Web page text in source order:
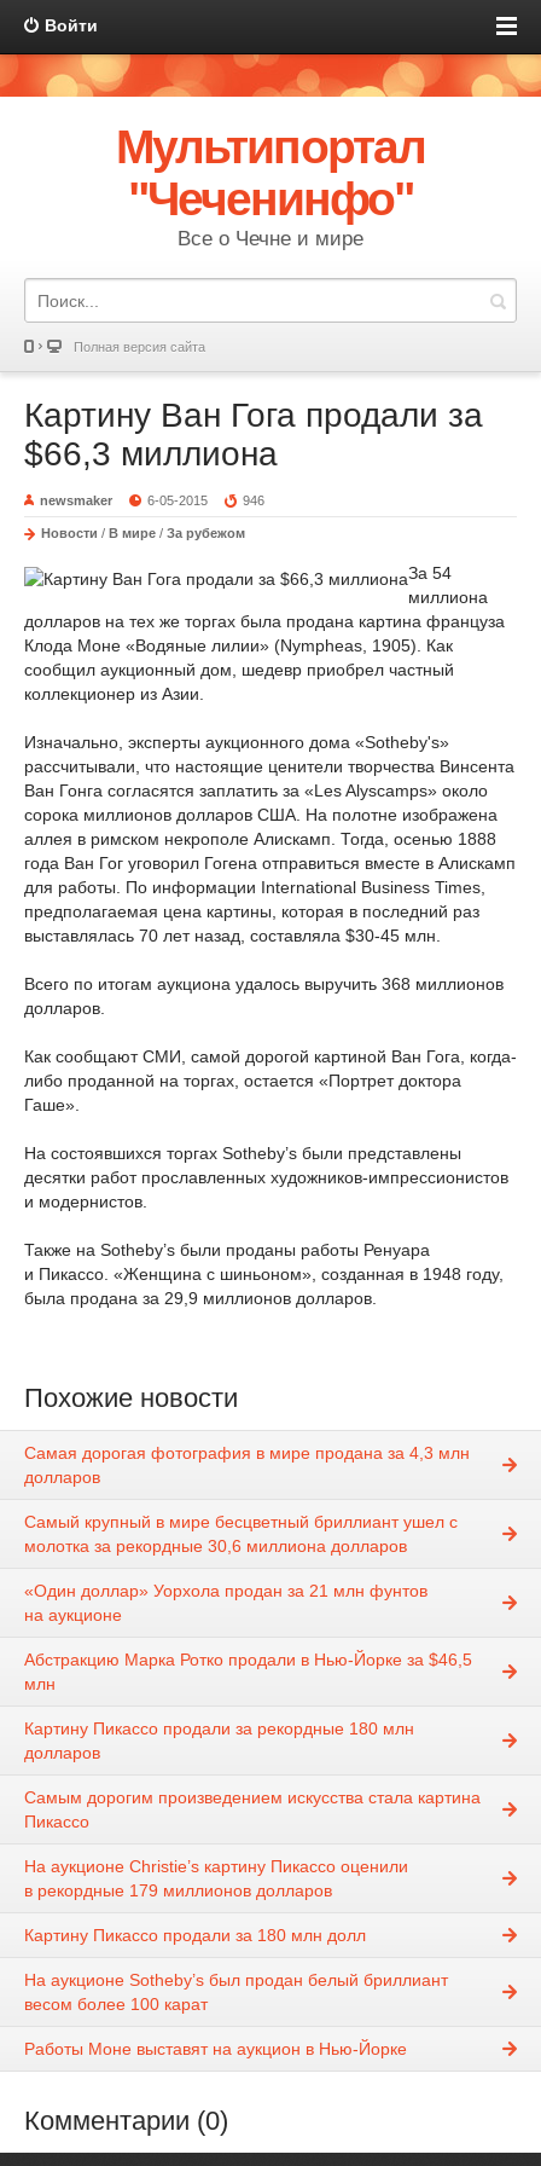
Войти
Мультипортал
"Чеченинфо"
Все о Чечне и мире
Полная версия сайта
Картину Ван Гога продали за
$66,3 миллиона
newsmaker 6-05-2015 946
Новости / В мире / За рубежом
За 54
миллиона
долларов на тех же торгах была продана картина француза
Клода Моне «Водяные лилии» (Nympheas, 1905). Как
сообщил аукционный дом, шедевр приобрел частный
коллекционер из Азии.
Изначально, эксперты аукционного дома «Sotheby's»
рассчитывали, что настоящие ценители творчества Винсента
Ван Гонга согласятся заплатить за «Les Alyscamps» около
сорока миллионов долларов США. На полотне изображена
аллея в римском некрополе Алискамп. Тогда, осенью 1888
года Ван Гог уговорил Гогена отправиться вместе в Алискамп
для работы. По информации International Business Times,
предполагаемая цена картины, которая в последний раз
выставлялась 70 лет назад, составляла $30-45 млн.
Всего по итогам аукциона удалось выручить 368 миллионов
долларов.
Как сообщают СМИ, самой дорогой картиной Ван Гога, когда-
либо проданной на торгах, остается «Портрет доктора
Гаше».
На состоявшихся торгах Sotheby’s были представлены
десятки работ прославленных художников-импрессионистов
и модернистов.
Также на Sotheby’s были проданы работы Ренуара
и Пикассо. «Женщина с шиньоном», созданная в 1948 году,
была продана за 29,9 миллионов долларов.
Похожие новости
Самая дорогая фотография в мире продана за 4,3 млн
долларов
Самый крупный в мире бесцветный бриллиант ушел с
молотка за рекордные 30,6 миллиона долларов
«Один доллар» Уорхола продан за 21 млн фунтов
на аукционе
Абстракцию Марка Ротко продали в Нью-Йорке за $46,5
млн
Картину Пикассо продали за рекордные 180 млн
долларов
Самым дорогим произведением искусства стала картина
Пикассо
На аукционе Christie’s картину Пикассо оценили
в рекордные 179 миллионов долларов
Картину Пикассо продали за 180 млн долл
На аукционе Sotheby’s был продан белый бриллиант
весом более 100 карат
Работы Моне выставят на аукцион в Нью-Йорке
Комментарии (0)